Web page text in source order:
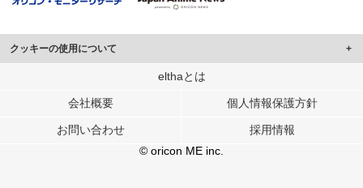
クッキーの使用について
このサイトでは Cookie を使用して、ユーザーに合わせたコンテンツや広告の
行っています。
メディアや広告配信、データ解析の各パートナーに提供しています。
各パートナーは、この情報とユーザーが各パートナーに提供した他の情報や、
ユーザーが各パートナーのサービスを使用したときに収集した他の情報を組み
elthaとは
会社概要 個人情報保護方針
お問い合わせ
採用情報
© oricon ME inc.